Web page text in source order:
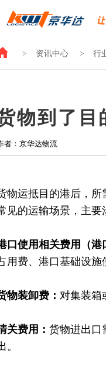
> 资讯中心 > 行
物到了目
者：京华达物流
物运抵目的港后，所
见的运输场景，主要
口使用相关费用 （港
用费、港口基础设施
物装卸费：对集装箱
关费用：货物进出口
。